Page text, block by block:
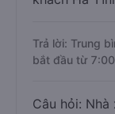
Trả lời: Trung
bắt đầu từ
Câu hỏi: